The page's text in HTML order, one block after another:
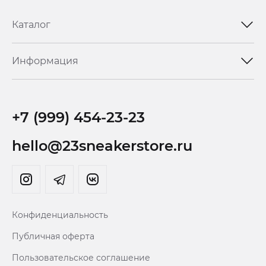
Каталог
Информация
+7 (999) 454-23-23
hello@23sneakerstore.ru
Конфиденциальность
Публичная оферта
Пользовательское соглашение